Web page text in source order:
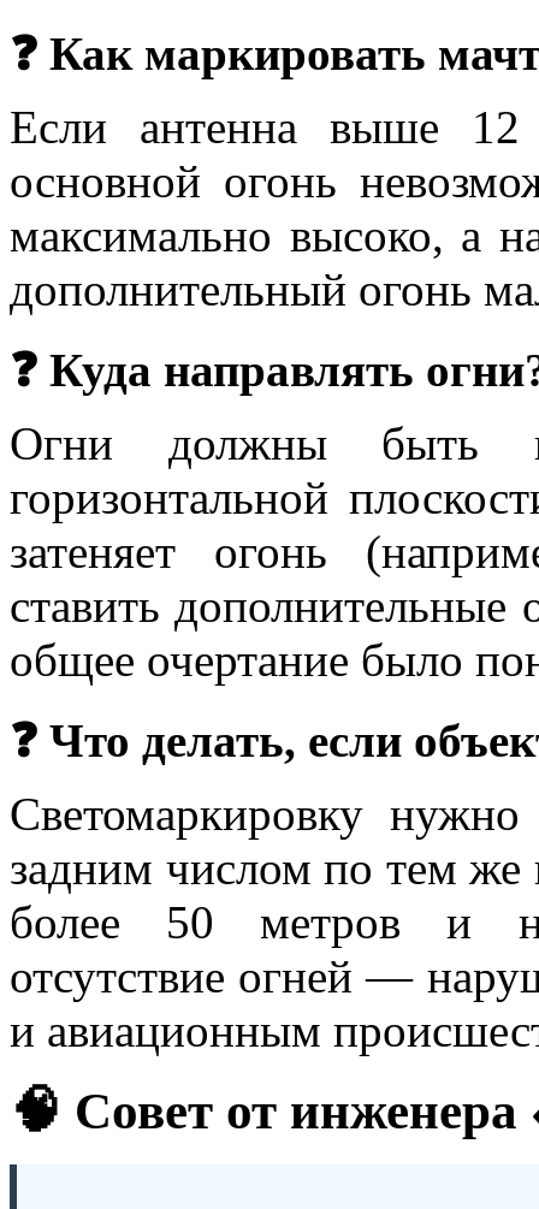
❓ Как маркировать
Если антенна выше 12
основной огонь
максимально высоко, а
дополнительный огонь
❓ Куда направлять
Огни должны быть
горизонтальной
затеняет огонь
ставить
общее очертание было
❓ Что делать, если
Светомаркировку нужно
задним числом по тем же
более 50 метров и
отсутствие огней —
и авиационным
🧠 Совет от